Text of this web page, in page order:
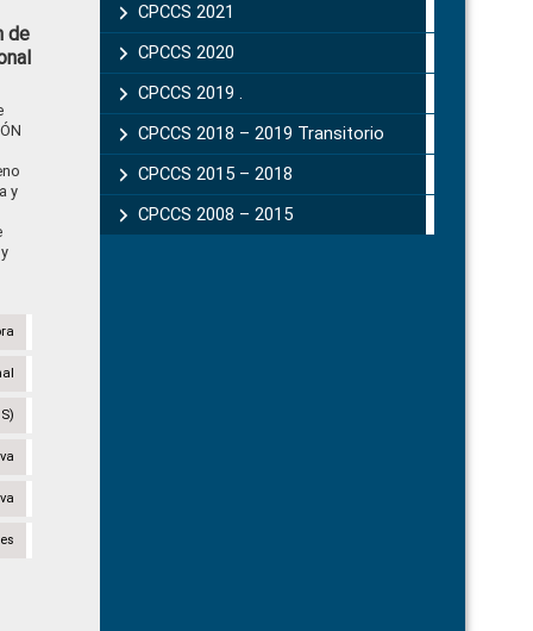
de
y
CPCCS 2021
CPCCS 2020
CPCCS 2019 .
CPCCS 2018 – 2019 Transitorio
CPCCS 2015 – 2018
CPCCS 2008 – 2015